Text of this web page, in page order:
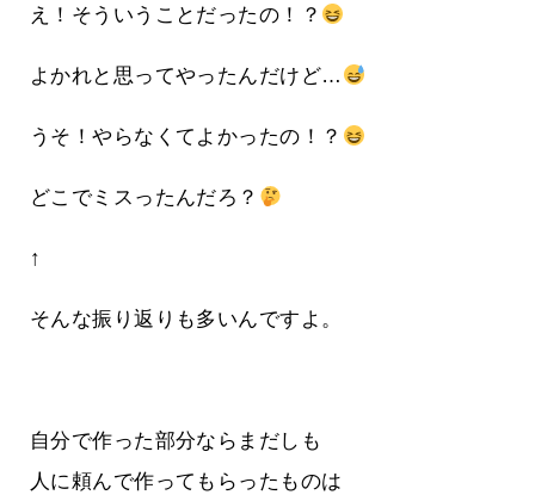
え！そういうことだったの！？
よかれと思ってやったんだけど…
うそ！やらなくてよかったの！？
どこでミスったんだろ？
↑
そんな振り返りも多いんですよ。
自分で作った部分ならまだしも
人に頼んで作ってもらったものは